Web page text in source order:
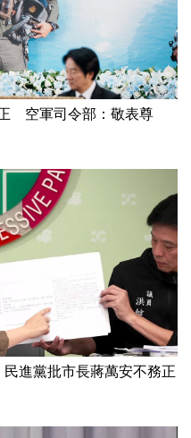
空軍司令部：敬表尊
進黨批市長蔣萬安不務正